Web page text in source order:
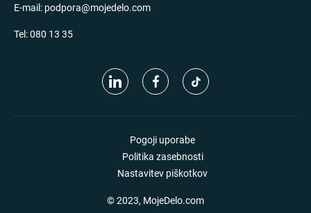
E-mail: podpora@mojedelo.com
Tel:080 13 35
Pogoji uporabe
Politika zasebnosti
Nastavitev piškotkov
© 2023, MojeDelo.com